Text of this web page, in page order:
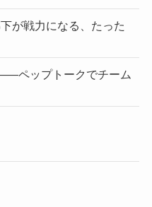
が戦力になる、たった
ペップトークでチーム